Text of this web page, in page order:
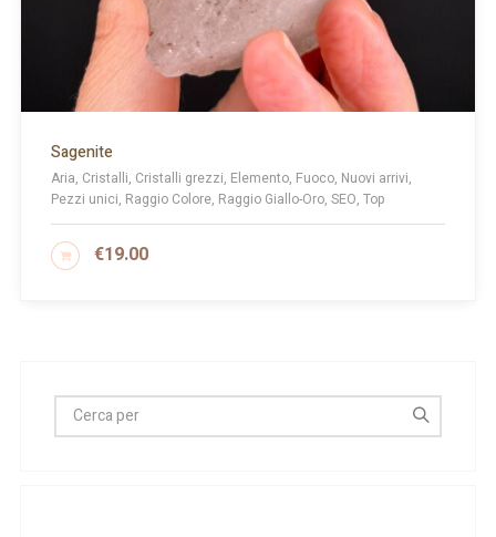
Sagenite
Aria, Cristalli, Cristalli grezzi, Elemento, Fuoco, Nuovi arrivi,
Pezzi unici, Raggio Colore, Raggio Giallo-Oro, SEO, Top
€19.00
AGGIUNGI AL CARRELLO